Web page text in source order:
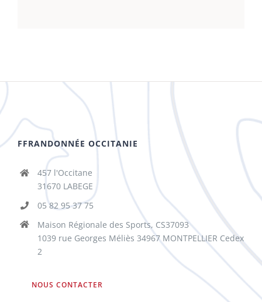
FFRANDONNÉE OCCITANIE
457 l'Occitane
31670 LABEGE
05 82 95 37 75
Maison Régionale des Sports, CS37093
1039 rue Georges Méliès 34967 MONTPELLIER Cedex
2
NOUS CONTACTER